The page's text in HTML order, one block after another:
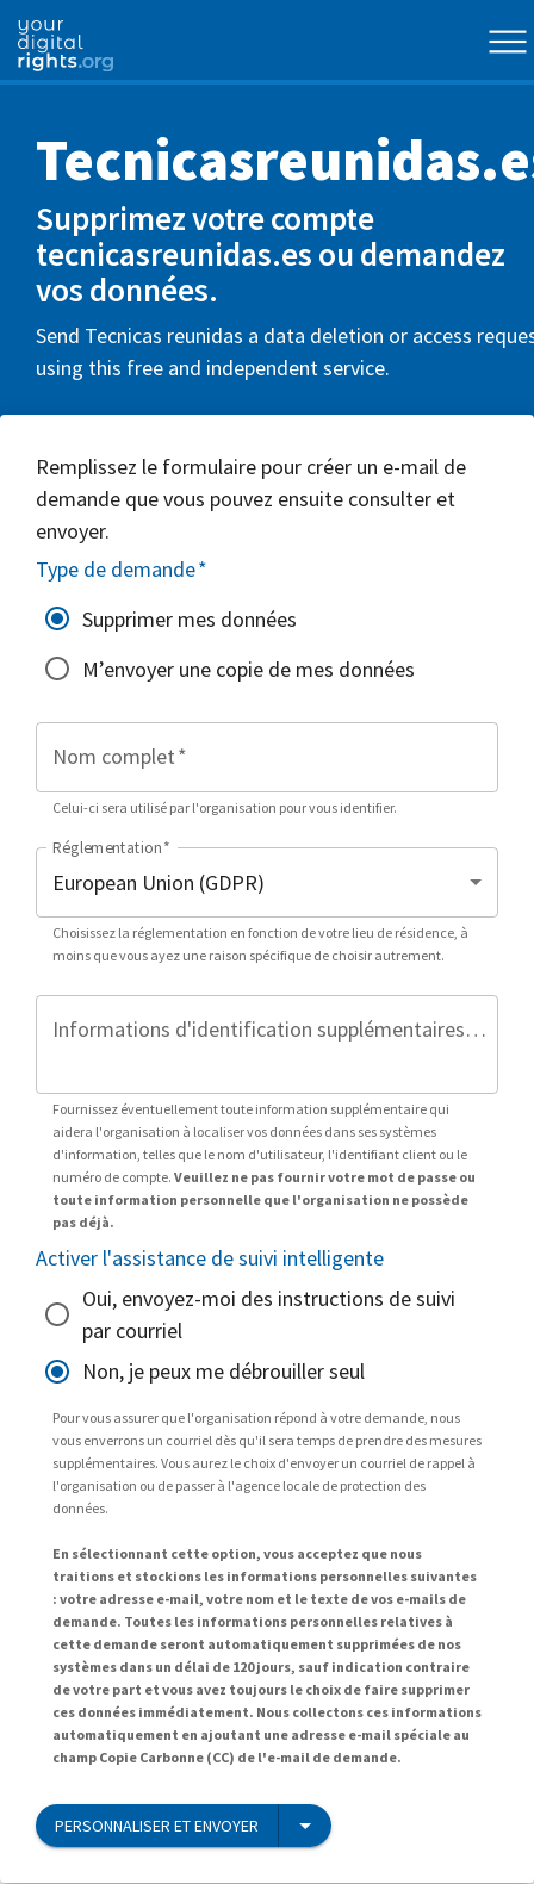
Supprimez votre compte
tecnicasreunidas.es ou demandez
vos données.
Send Tecnicas reunidas a data deletion or access
using this free and independent service.
Remplissez le formulaire pour créer un e-mail de
demande que vous pouvez ensuite consulter et
envoyer.
Type de demande*
Supprimer mes données
M’envoyer une copie de mes données
Nom complet*
Celui-ci sera utilisé par l'organisation pour vous identifier.
Réglementation*
Choisissez la réglementation en fonction de votre lieu de résidence, à
moins que vous ayez une raison spécifique de choisir autrement.
Informations d'identification supplémentaires (facultatif)
Fournissez éventuellement toute information supplémentaire qui
aidera l'organisation à localiser vos données dans ses systèmes
d'information, telles que le nom d'utilisateur, l'identifiant client ou le
numéro de compte. Veuillez ne pas fournir votre mot de passe ou
toute information personnelle que l'organisation ne possède
pas déjà.
Activer l'assistance de suivi intelligente
Oui, envoyez-moi des instructions de suivi
par courriel
Non, je peux me débrouiller seul
Pour vous assurer que l'organisation répond à votre demande, nous
vous enverrons un courriel dès qu'il sera temps de prendre des mesures
supplémentaires. Vous aurez le choix d'envoyer un courriel de rappel à
l'organisation ou de passer à l'agence locale de protection des
données.
En sélectionnant cette option, vous acceptez que nous
traitions et stockions les informations personnelles suivantes
: votre adresse e-mail, votre nom et le texte de vos e-mails de
demande. Toutes les informations personnelles relatives à
cette demande seront automatiquement supprimées de nos
systèmes dans un délai de 120 jours, sauf indication contraire
de votre part et vous avez toujours le choix de faire supprimer
ces données immédiatement. Nous collectons ces informations
automatiquement en ajoutant une adresse e-mail spéciale au
champ Copie Carbonne (CC) de l'e-mail de demande.
PERSONNALISER ET ENVOYER